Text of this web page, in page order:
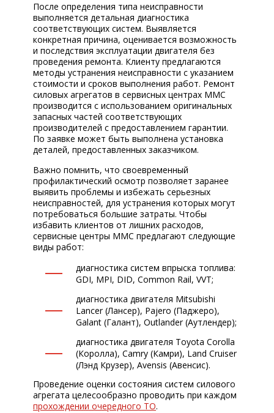
После определения типа неисправности
выполняется детальная диагностика
соответствующих систем. Выявляется
конкретная причина, оценивается возможность
и последствия эксплуатации двигателя без
проведения ремонта. Клиенту предлагаются
методы устранения неисправности с указанием
стоимости и сроков выполнения работ. Ремонт
силовых агрегатов в сервисных центрах ММС
производится с использованием оригинальных
запасных частей соответствующих
производителей с предоставлением гарантии.
По заявке может быть выполнена установка
деталей, предоставленных заказчиком.
Важно помнить, что своевременный
профилактический осмотр позволяет заранее
выявить проблемы и избежать серьезных
неисправностей, для устранения которых могут
потребоваться большие затраты. Чтобы
избавить клиентов от лишних расходов,
сервисные центры ММС предлагают следующие
виды работ:
диагностика систем впрыска топлива:
GDI, MPI, DID, Common Rail, VVT;
диагностика двигателя Mitsubishi
Lancer (Лансер), Pajero (Паджеро),
Galant (Галант), Outlander (Аутлендер);
диагностика двигателя Toyota Corolla
(Королла), Camry (Камри), Land Cruiser
(Лэнд Крузер), Avensis (Авенсис).
Проведение оценки состояния систем силового
агрегата целесообразно проводить при каждом
прохождении очередного ТО.